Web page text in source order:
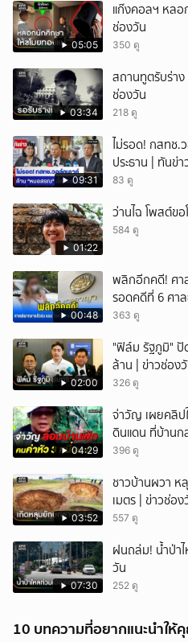
05:05
แก๊งคอลฯ หลอ
ช่องวัน
350 ดู
03:34
สถานทูตรับร่า
ช่องวัน
218 ดู
09:31
ไม่รอด! กสทช
ประธาน | ทันข่
83 ดู
01:22
ว่านไฉ โพสต์ข
584 ดู
00:48
พลิกอีกคดี! ศา
รอดคดีที่ 6 ศา
363 ดู
02:00
"ฟิล์ม รัฐภูมิ" ปั
ล้าน | ข่าวช่อง
326 ดู
04:29
จ่าวัญ เผยคลิป
ดินแดน ที่บ้านก
396 ดู
03:52
ชาวบ้านผวา ห
เมตร | ข่าวช่อง
557 ดู
07:30
ฝนถล่ม! น้ำป่า
วัน
252 ดู
10 บทความที่อยากแนะนำให้